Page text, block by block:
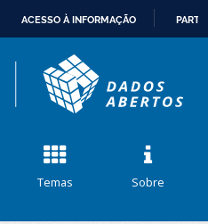
CONTEÚDO
ACESSO À INFORMAÇÃO
Temas Sobre